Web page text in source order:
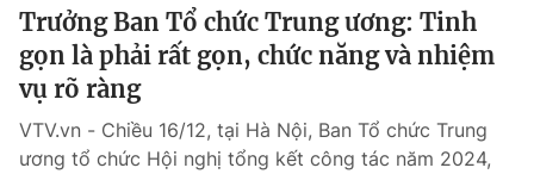
Trưởng Ban Tổ chức Trung ương: Tinh
gọn là phải rất gọn, chức năng và nhiệm
vụ rõ ràng
VTV.vn - Chiều 16/12, tại Hà Nội, Ban Tổ chức Trung
ương tổ chức Hội nghị tổng kết công tác năm 2024,